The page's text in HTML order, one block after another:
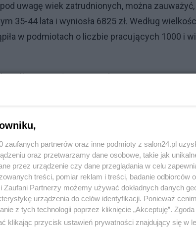
uwagę wiek zatrudnionych, można
35-44 lata i wyniosła 6825 zł. Według
w podmiotach o liczbie pracujących 1000 i
osób otrzymało wynagrodzenie, co najwyżej w
wynagrodzenie, co najmniej 12722,77 zł. Z
różniły się wysokości jeśli chodzi o
więcej zarabiają mężczyźni, a różnica ta jest
1797,24 zł na korzyć panów.
zaufanych partnerów oraz inne podmioty z salon24.pl
oraz przetwarzamy dane osobowe, takie jak
przez urządzenie czy dane przeglądania w celu
treści, pomiar reklam i treści, badanie odbiorców
Zaufani Partnerzy możemy używać dokładnych danych
urządzenia do celów identyfikacji. Ponieważ
z tych technologii poprzez kliknięcie „Akceptuję”.
klikając przycisk ustawień prywatności znajdujący się w